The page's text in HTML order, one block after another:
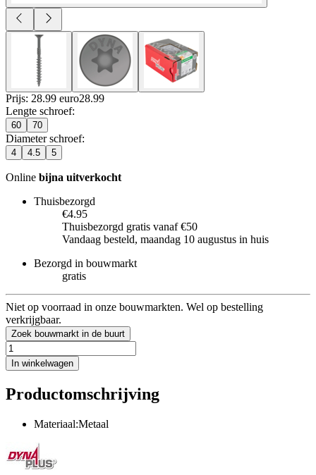
Prijs: 28.99 euro28.99
Lengte schroef:
60 70
Diameter schroef:
4 4.5 5
Online bijna uitverkocht
Thuisbezorgd
€4.95
Thuisbezorgd gratis vanaf €50
Vandaag besteld, maandag 10 augustus in huis
Bezorgd in bouwmarkt
gratis
Niet op voorraad in onze bouwmarkten. Wel op bestelling
verkrijgbaar.
Zoek bouwmarkt in de buurt
In winkelwagen
Productomschrijving
Materiaal:Metaal